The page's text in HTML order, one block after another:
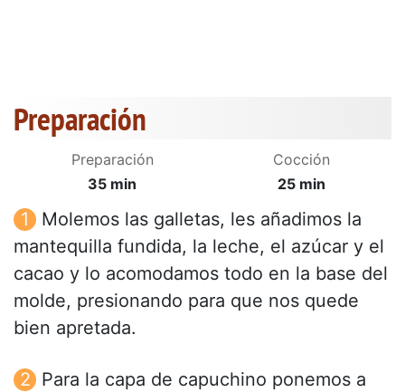
Preparación
Preparación
35 min
Cocción
25 min
Molemos las galletas, les añadimos la
mantequilla fundida, la leche, el azúcar y el
cacao y lo acomodamos todo en la base del
molde, presionando para que nos quede
bien apretada.
Para la capa de capuchino ponemos a